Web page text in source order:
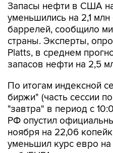
Запасы нефти в США
уменьшились на 2,1
баррелей, сообщило
страны. Эксперты,
Platts, в среднем
запасов нефти на 2,5
По итогам индексной
биржи" (часть сессии
"завтра" в период с
РФ опустил
ноября на 22,06
уменьшил курс евро